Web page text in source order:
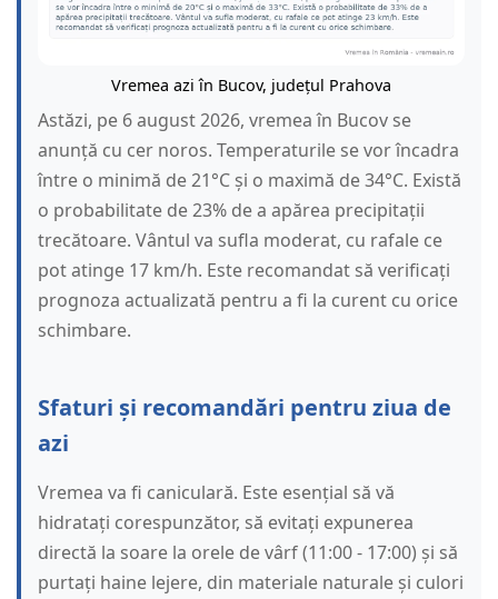
Vremea azi în Bucov, județul Prahova
Astăzi, pe 6 august 2026, vremea în Bucov se
anunță cu cer noros. Temperaturile se vor încadra
între o minimă de 21°C și o maximă de 34°C. Există
o probabilitate de 23% de a apărea precipitații
trecătoare. Vântul va sufla moderat, cu rafale ce
pot atinge 17 km/h. Este recomandat să verificați
prognoza actualizată pentru a fi la curent cu orice
schimbare.
Sfaturi și recomandări pentru ziua de
azi
Vremea va fi caniculară. Este esențial să vă
hidratați corespunzător, să evitați expunerea
directă la soare la orele de vârf (11:00 - 17:00) și să
purtați haine lejere, din materiale naturale și culori